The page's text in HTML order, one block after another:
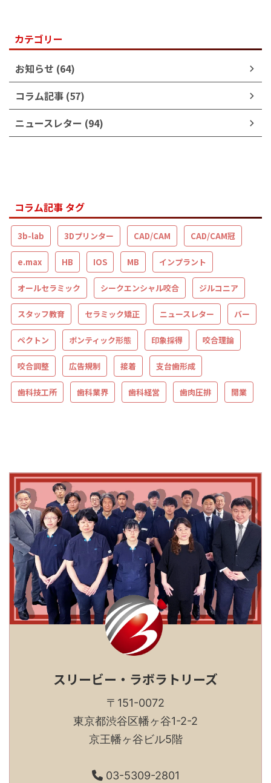
カテゴリー
お知らせ (64)
コラム記事 (57)
ニュースレター (94)
コラム記事 タグ
3b-lab 3Dプリンター CAD/CAM CAD/CAM冠
e.max HB IOS MB インプラント
オールセラミック シークエンシャル咬合 ジルコニア
スタッフ教育 セラミック矯正 ニュースレター バー
ペクトン ポンティック形態 印象採得 咬合理論
咬合調整 広告規制 接着 支台歯形成
歯科技工所 歯科業界 歯科経営 歯肉圧排 開業
スリービー・ラボラトリーズ
〒151-0072
東京都渋谷区幡ヶ谷1-2-2
京王幡ヶ谷ビル5階
03-5309-2801